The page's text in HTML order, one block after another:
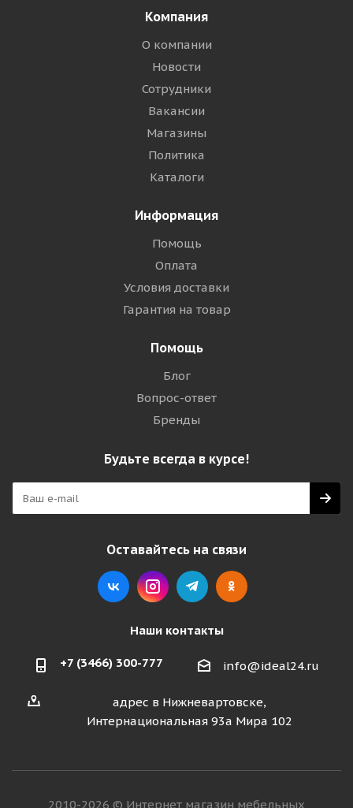
Компания
О компании
Новости
Сотрудники
Вакансии
Магазины
Политика
Каталоги
Информация
Помощь
Оплата
Условия доставки
Гарантия на товар
Помощь
Блог
Вопрос-ответ
Бренды
Будьте всегда в курсе!
Оставайтесь на связи
Наши контакты
+7 (3466) 300-777 info@ideal24.ru
адрес в Нижневартовске,
Интернациональная 93а Мира 102
2010-2026 © Интернет магазин мебельных